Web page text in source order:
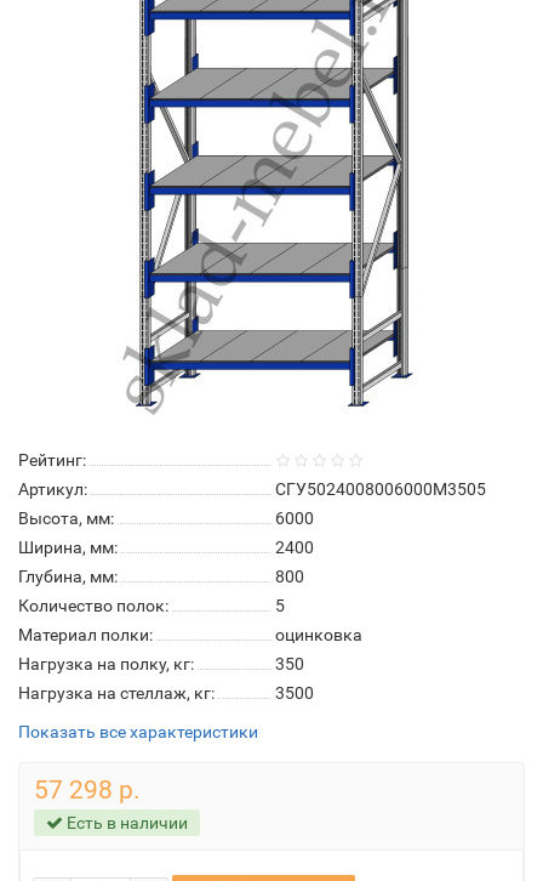
Рейтинг:
Артикул:
СГУ5024008006000М3505
Высота, мм:
6000
Ширина, мм:
2400
Глубина, мм:
800
Количество полок:
5
Материал полки:
оцинковка
Нагрузка на полку, кг:
350
Нагрузка на стеллаж, кг:
3500
Показать все характеристики
57 298 р.
Есть в наличии